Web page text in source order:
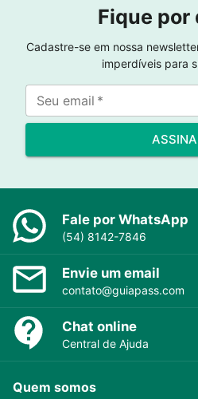
Fique por
Cadastre-se em nossa
imperdíveis para
Seu email *
Fale por WhatsApp
(54) 8142-7846
Envie um email
contato@guiapass.com
Chat online
Central de Ajuda
Quem somos